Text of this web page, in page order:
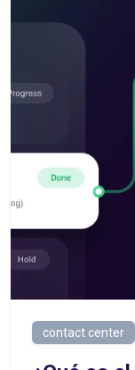
contact center